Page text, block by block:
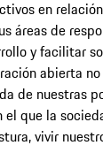
en
áreas de
y facilitar
abierta
de nuestras
que la
vivir